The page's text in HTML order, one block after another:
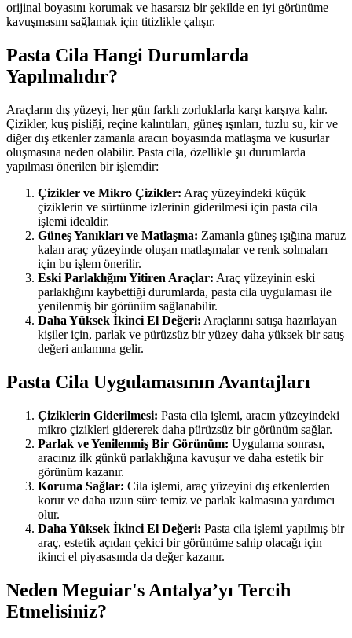
orijinal boyasını korumak ve hasarsız bir şekilde en iyi görünüme
kavuşmasını sağlamak için titizlikle çalışır.
Pasta Cila Hangi Durumlarda
Yapılmalıdır?
Araçların dış yüzeyi, her gün farklı zorluklarla karşı karşıya kalır.
Çizikler, kuş pisliği, reçine kalıntıları, güneş ışınları, tuzlu su, kir ve
diğer dış etkenler zamanla aracın boyasında matlaşma ve kusurlar
oluşmasına neden olabilir. Pasta cila, özellikle şu durumlarda
yapılması önerilen bir işlemdir:
Çizikler ve Mikro Çizikler: Araç yüzeyindeki küçük
çiziklerin ve sürtünme izlerinin giderilmesi için pasta cila
işlemi idealdir.
Güneş Yanıkları ve Matlaşma: Zamanla güneş ışığına maruz
kalan araç yüzeyinde oluşan matlaşmalar ve renk solmaları
için bu işlem önerilir.
Eski Parlaklığını Yitiren Araçlar: Araç yüzeyinin eski
parlaklığını kaybettiği durumlarda, pasta cila uygulaması ile
yenilenmiş bir görünüm sağlanabilir.
Daha Yüksek İkinci El Değeri: Araçlarını satışa hazırlayan
kişiler için, parlak ve pürüzsüz bir yüzey daha yüksek bir satış
değeri anlamına gelir.
Pasta Cila Uygulamasının Avantajları
Çiziklerin Giderilmesi: Pasta cila işlemi, aracın yüzeyindeki
mikro çizikleri gidererek daha pürüzsüz bir görünüm sağlar.
Parlak ve Yenilenmiş Bir Görünüm: Uygulama sonrası,
aracınız ilk günkü parlaklığına kavuşur ve daha estetik bir
görünüm kazanır.
Koruma Sağlar: Cila işlemi, araç yüzeyini dış etkenlerden
korur ve daha uzun süre temiz ve parlak kalmasına yardımcı
olur.
Daha Yüksek İkinci El Değeri: Pasta cila işlemi yapılmış bir
araç, estetik açıdan çekici bir görünüme sahip olacağı için
ikinci el piyasasında da değer kazanır.
Neden Meguiar's Antalya’yı Tercih
Etmelisiniz?